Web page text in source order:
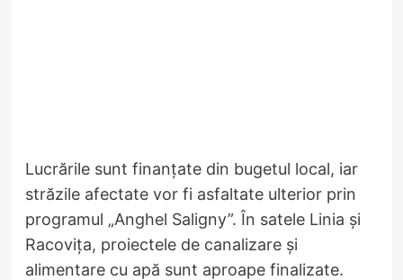
Lucrările sunt finanțate din bugetul local, iar
străzile afectate vor fi asfaltate ulterior prin
programul „Anghel Saligny”. În satele Linia și
Racovița, proiectele de canalizare și
alimentare cu apă sunt aproape finalizate.